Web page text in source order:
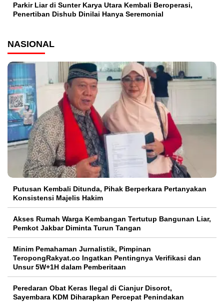
Parkir Liar di Sunter Karya Utara Kembali Beroperasi,
Penertiban Dishub Dinilai Hanya Seremonial
NASIONAL
Putusan Kembali Ditunda, Pihak Berperkara Pertanyakan
Konsistensi Majelis Hakim
Akses Rumah Warga Kembangan Tertutup Bangunan Liar,
Pemkot Jakbar Diminta Turun Tangan
Minim Pemahaman Jurnalistik, Pimpinan
TeropongRakyat.co Ingatkan Pentingnya Verifikasi dan
Unsur 5W+1H dalam Pemberitaan
Peredaran Obat Keras Ilegal di Cianjur Disorot,
Sayembara KDM Diharapkan Percepat Penindakan